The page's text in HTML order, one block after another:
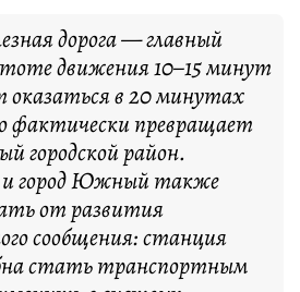
дорога — главный
движения 10–15 минут
в 20 минутах
фактически превращает
городской район.
и город Южный также
от развития
сообщения: станция
стать транспортным